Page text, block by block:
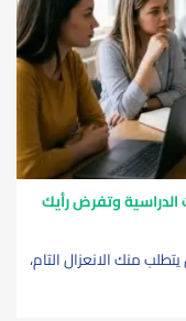
وتفرض رأيك
منك الانعزال التام،